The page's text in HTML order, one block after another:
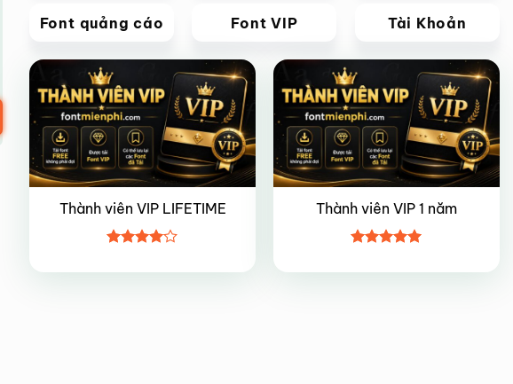
Font quảng cáo Font VIP Tài Khoản
Giảm giá!
Thành viên VIP LIFETIME
xếp hạng
Giảm giá!
Thành viên VIP 1 năm
hạng55